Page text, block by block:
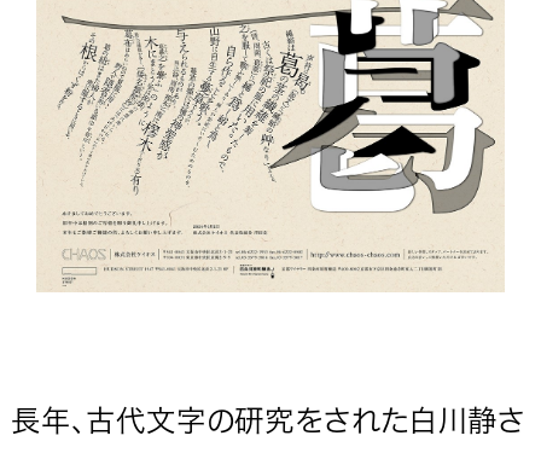
長年、古代文字の研究をされた白川静さ